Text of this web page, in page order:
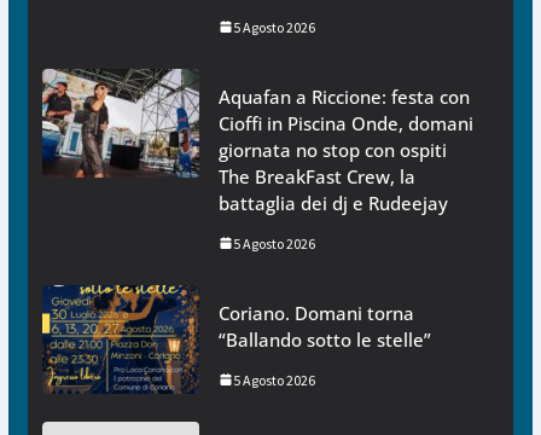
5 Agosto 2026
Aquafan a Riccione: festa con
Cioffi in Piscina Onde, domani
giornata no stop con ospiti
The BreakFast Crew, la
battaglia dei dj e Rudeejay
5 Agosto 2026
Coriano. Domani torna
“Ballando sotto le stelle”
5 Agosto 2026